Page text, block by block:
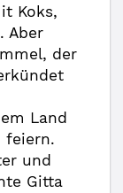
Koks,
Aber
der
Land
feiern.
und
Gitta